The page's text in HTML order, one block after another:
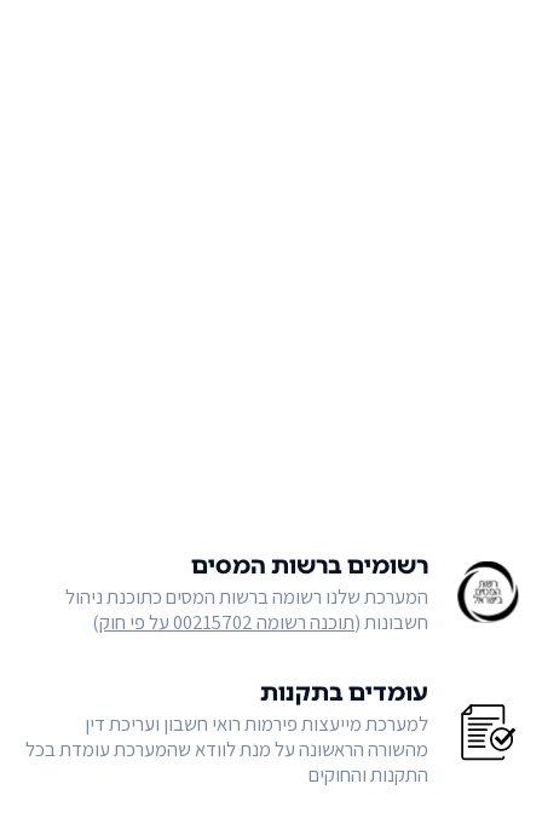
רשומים ברשות המסים
המערכת שלנו רשומה ברשות המסים כתוכנת ניהול
חשבונות (תוכנה רשומה 00215702 על פי חוק )
עומדים בתקנות
למערכת מייעצות פירמות רואי חשבון ועריכת דין
מהשורה הראשונה על מנת לוודא שהמערכת עומדת בכל
התקנות והחוקים